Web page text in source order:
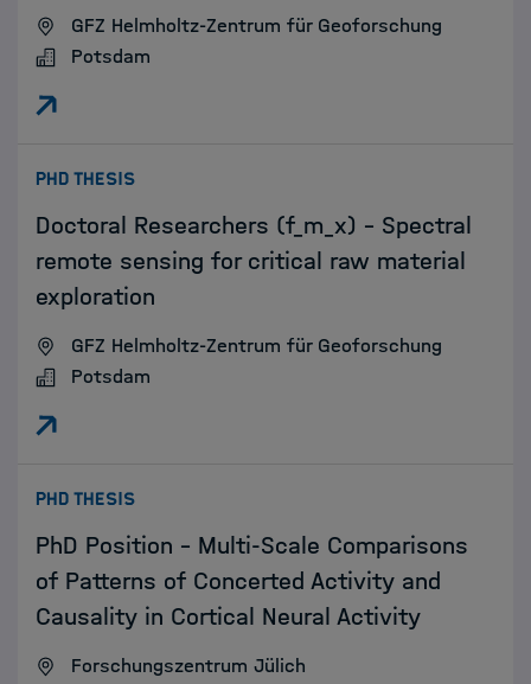
GFZ Helmholtz-Zentrum für Geoforschung
Potsdam
PHD THESIS:
Doctoral Researchers (f_m_x) - Spectral
remote sensing for critical raw material
exploration
GFZ Helmholtz-Zentrum für Geoforschung
Potsdam
PHD THESIS:
PhD Position - Multi-Scale Comparisons
of Patterns of Concerted Activity and
Causality in Cortical Neural Activity
Forschungszentrum Jülich